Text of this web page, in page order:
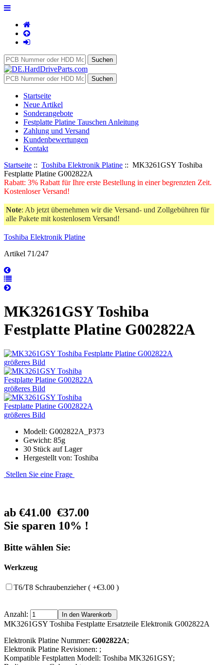
Startseite
Neue Artikel
Sonderangebote
Festplatte Platine Tauschen Anleitung
Zahlung und Versand
Kundenbewertungen
Kontakt
Startseite :: Toshiba Elektronik Platine :: MK3261GSY Toshiba
Festplatte Platine G002822A
Rabatt: 3% Rabatt für Ihre erste Bestellung in einer begrenzten Zeit.
Kostenloser Versand!
Note: Ab jetzt übernehmen wir die Versand- und Zollgebühren für
alle Pakete mit kostenlosem Versand!
Toshiba Elektronik Platine
Artikel 71/247
MK3261GSY Toshiba
Festplatte Platine G002822A
größeres Bild
größeres Bild
größeres Bild
Modell: G002822A_P373
Gewicht: 85g
30 Stück auf Lager
Hergestellt von: Toshiba
Stellen Sie eine Frage
ab €41.00 €37.00
Sie sparen 10% !
Bitte wählen Sie:
Werkzeug
T6/T8 Schraubenzieher ( +€3.00 )
Anzahl:
MK3261GSY Toshiba Festplatte Ersatzteile Elektronik G002822A
Elektronik Platine Nummer: G002822A;
Elektronik Platine Revisionen: ;
Kompatible Festplatten Modell: Toshiba MK3261GSY;